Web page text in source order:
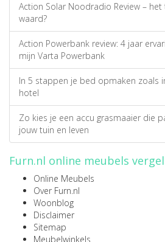
Action Solar Noodradio Review – het
waard?
Action Powerbank review: 4 jaar
mijn Varta Powerbank
In 5 stappen je bed opmaken zoals
hotel
Zo kies je een accu grasmaaier die
jouw tuin en leven
Furn.nl online meubels
Online Meubels
Over Furn.nl
Woonblog
Disclaimer
Sitemap
Meubelwinkels